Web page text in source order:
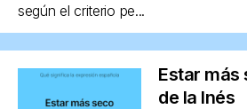
según el criterio pe...
Estar más
de la Inés